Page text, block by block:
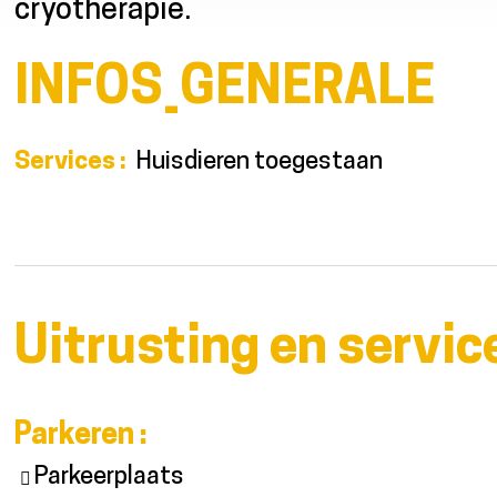
cryothérapie.
INFOS_GENERALE
Services : Huisdieren toegestaan
Uitrusting en
Parkeren :
Parkeerplaats